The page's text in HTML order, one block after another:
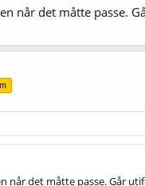
når det måtte passe.
når det måtte passe. Går